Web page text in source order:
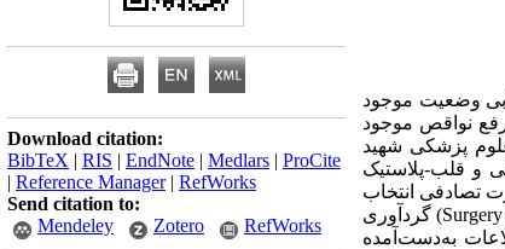
وضعیت موجود
نواقص موجود
پزشکی شهید
و قلب-پلاستیک
100 مورد جراحی بود که به‌صورت تصادفی انتخاب
شدند. اطلاعات مربوط به موازین جراحی ایمن در اتاق عمل با استفاده از چک‌لیست "جراحی ایمن"(Surgery Safety Checklist) گردآوری
به‌دست‌آمده
Download citation:
BibTeX | RIS | EndNote | Medlars | ProCite
| Reference Manager| RefWorks
Send citation to:
Mendeley
Zotero RefWorks